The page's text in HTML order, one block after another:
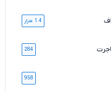
1.4 هزار
284
958